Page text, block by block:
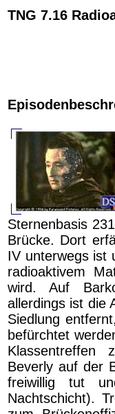
TNG 7.16
Sternenbasis
Brücke. Dort
IV unterwegs ist
radioaktivem
wird. Auf
allerdings ist die
Siedlung
befürchtet
Klassentreffen
Beverly auf der
freiwillig tut
Nachtschicht).